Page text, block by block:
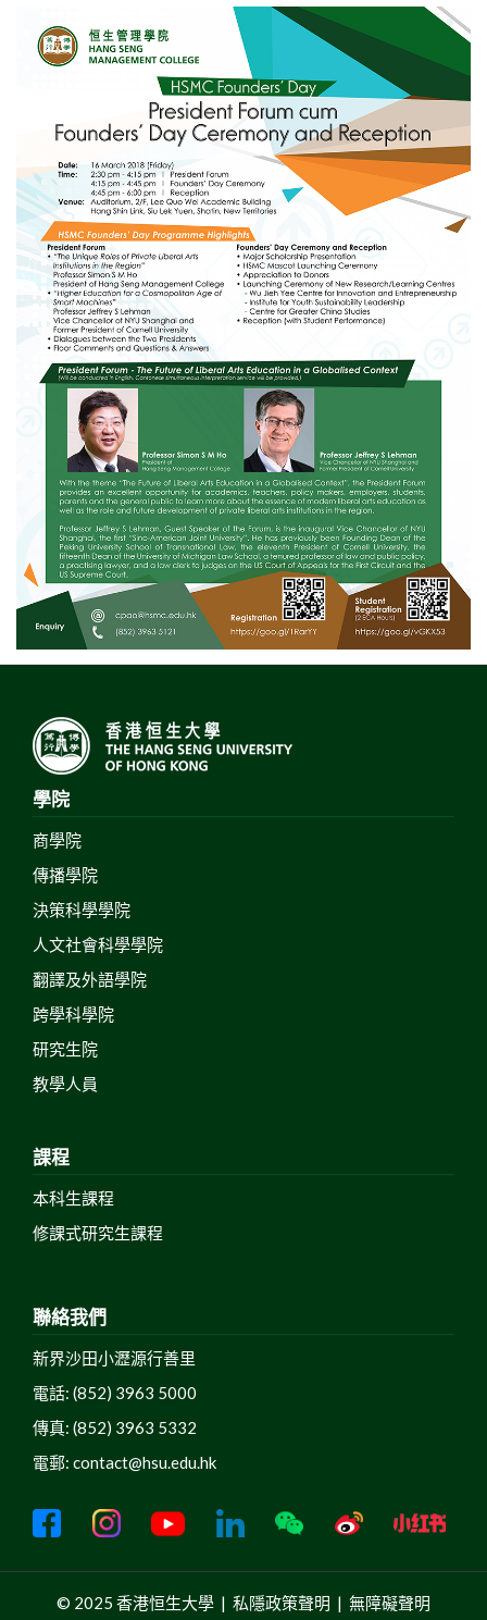
學院
商學院
傳播學院
決策科學學院
人文社會科學學院
翻譯及外語學院
跨學科學院
研究生院
教學人員
課程
本科生課程
修課式研究生課程
聯絡我們
新界沙田小瀝源行善里
電話: (852) 3963 5000
傳真: (852) 3963 5332
電郵: contact@hsu.edu.hk
© 2025 香港恒生大學 | 私隱政策聲明 | 無障礙聲明